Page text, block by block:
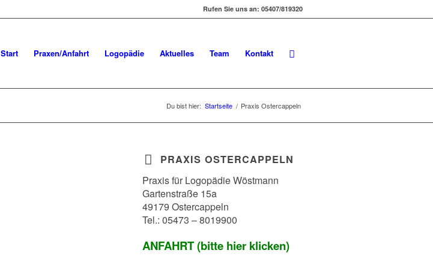
Rufen Sie uns an: 05407/819320
Start Praxen/Anfahrt Logopädie Aktuelles Team Kontakt
Du bist hier: Startseite / Praxis Ostercappeln
PRAXIS OSTERCAPPELN
Praxis für Logopädie Wöstmann
Gartenstraße 15a
49179 Ostercappeln
Tel.: 05473 – 8019900
ANFAHRT (bitte hier klicken)